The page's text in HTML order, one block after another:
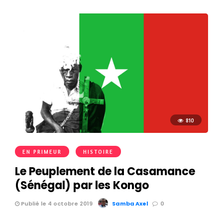
810
EN PRIMEUR HISTOIRE
Le Peuplement de la Casamance
(Sénégal) par les Kongo
Publié le 4 octobre 2019 Samba Axel 0